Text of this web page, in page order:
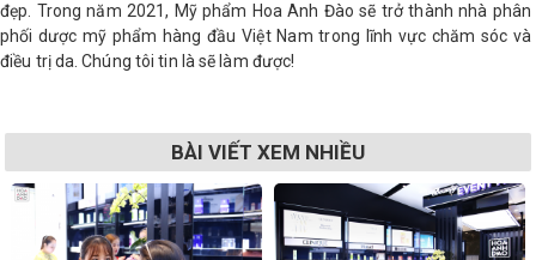
đẹp. Trong năm 2021, Mỹ phẩm Hoa Anh Đào sẽ trở thành nhà phân
phối dược mỹ phẩm hàng đầu Việt Nam trong lĩnh vực chăm sóc và
điều trị da. Chúng tôi tin là sẽ làm được!
BÀI VIẾT XEM NHIỀU